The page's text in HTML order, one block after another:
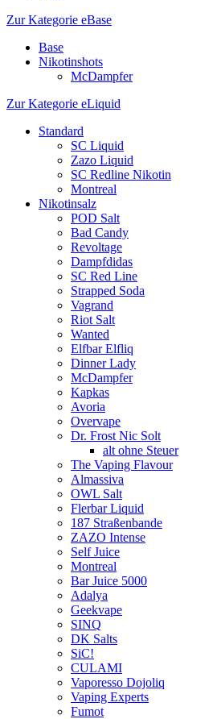
Zur Kategorie eBase
Base
Nikotinshots
McDampfer
Zur Kategorie eLiquid
Standard
SC Liquid
Zazo Liquid
SC Redline Nikotin
Montreal
Nikotinsalz
POD Salt
Bad Candy
Revoltage
Dampfdidas
SC Red Line
Strapped Soda
Vagrand
Riot Salt
Wanted
Elfbar Elfliq
Dinner Lady
McDampfer
Kapkas
Avoria
Overvape
Dr. Frost Nic Solt
alt ohne Steuer
The Vaping Flavour
Almassiva
OWL Salt
Flerbar Liquid
187 Straßenbande
ZAZO Intense
Self Juice
Montreal
Bar Juice 5000
Adalya
Geekvape
SINQ
DK Salts
SiC!
CULAMI
Vaporesso Dojoliq
Vaping Experts
Fumot